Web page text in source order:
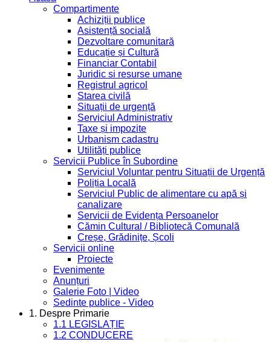
Compartimente
Achiziții publice
Asistență socială
Dezvoltare comunitară
Educație și Cultură
Financiar Contabil
Juridic si resurse umane
Registrul agricol
Starea civilă
Situații de urgență
Serviciul Administrativ
Taxe și impozite
Urbanism cadastru
Utilități publice
Servicii Publice în Subordine
Serviciul Voluntar pentru Situații de Urgență
Poliția Locală
Serviciul Public de alimentare cu apă și
canalizare
Servicii de Evidența Persoanelor
Cămin Cultural / Bibliotecă Comunală
Creșe, Grădinițe, Școli
Servicii online
Proiecte
Evenimente
Anunțuri
Galerie Foto | Video
Sedinte publice - Video
1. Despre Primarie
1.1 LEGISLAȚIE
1.2 CONDUCERE